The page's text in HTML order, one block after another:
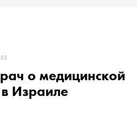
о медицинской
Израиле